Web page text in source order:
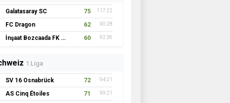
Galatasaray SC 75 117:22
FC Dragon 62 90:28
İnşaat Bozcaada FK 1957 60 92:36
1.Liga
SV 16 Osnabrück 72 94:21
AS Cinq Étoiles 71 99:21